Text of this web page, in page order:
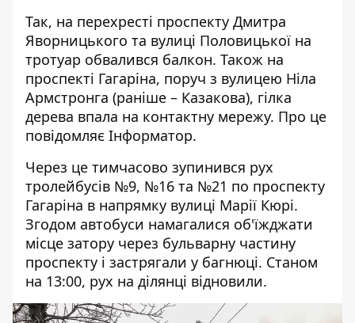
Так, на перехресті проспекту Дмитра
Яворницького та вулиці Половицької на
тротуар обвалився балкон. Також на
проспекті Гагаріна, поруч з вулицею Ніла
Армстронга (раніше – Казакова), гілка
дерева впала на контактну мережу. Про це
повідомляє Інформатор.
Через це тимчасово зупинився рух
тролейбусів №9, №16 та №21 по проспекту
Гагаріна в напрямку вулиці Марії Кюрі.
Згодом автобуси намагалися об'їжджати
місце затору через бульварну частину
проспекту і застрягали у багнюці. Станом
на 13:00, рух на ділянці відновили.